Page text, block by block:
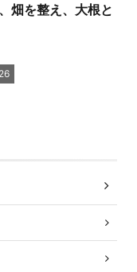
畑を整え、大根と